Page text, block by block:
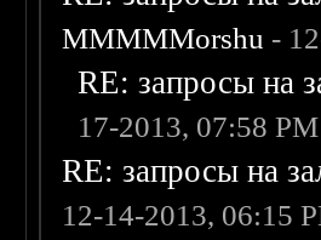
MMMMMorshu -
RE: запросы на
17-2013, 07:58 PM
RE: запросы на
12-14-2013, 06:15